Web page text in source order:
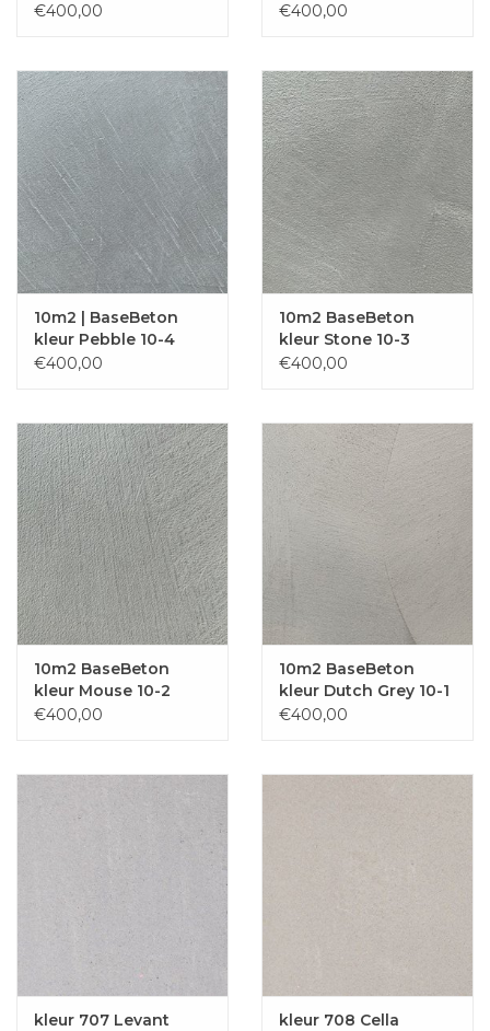
€400,00
€400,00
10m2 | BaseBeton
kleur Pebble 10-4
€400,00
10m2 BaseBeton
kleur Stone 10-3
€400,00
10m2 BaseBeton
kleur Mouse 10-2
€400,00
10m2 BaseBeton
kleur Dutch Grey 10-1
€400,00
kleur 707 Levant
kleur 708 Cella